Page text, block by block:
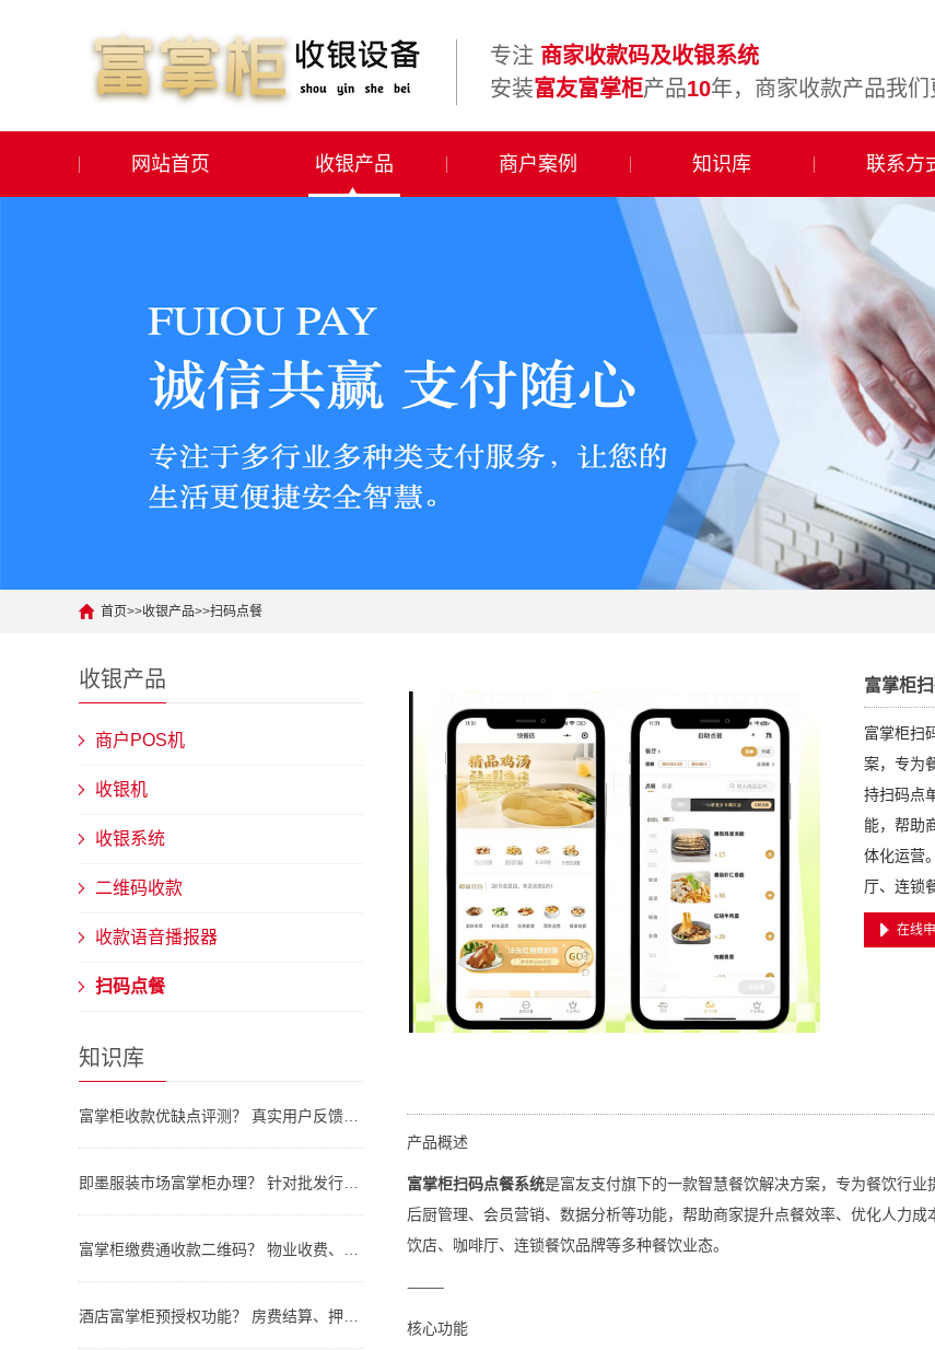
专注 商家收款码及收银系统
安装富友富掌柜产品10年，商家收款产品我们
网站首页 收银产品 商户案例 知识库 联系方
首页>>收银产品>>扫码点餐
收银产品
商户POS机
收银机
收银系统
二维码收款
收款语音播报器
扫码点餐
知识库
富掌柜
富掌柜扫
案，专为
持扫码点
能，帮助
体化运营
厅、连锁
在线
产品概述
富掌柜扫码点餐系统是富友支付旗下的一款智慧餐饮解决方案，专为餐饮行
后厨管理、会员营销、数据分析等功能，帮助商家提升点餐效率、优化人力
饮店、咖啡厅、连锁餐饮品牌等多种餐饮业态。
⸻
核心功能